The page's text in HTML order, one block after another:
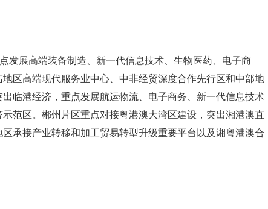
发展高端装备制造、新一代信息技术、生物医药、电子商
区高端现代服务业中心、中非经贸深度合作先行区和中部地
临港经济，重点发展航运物流、电子商务、新一代信息技术
范区。郴州片区重点对接粤港澳大湾区建设，突出湘港澳直
承接产业转移和加工贸易转型升级重要平台以及湘粤港澳合